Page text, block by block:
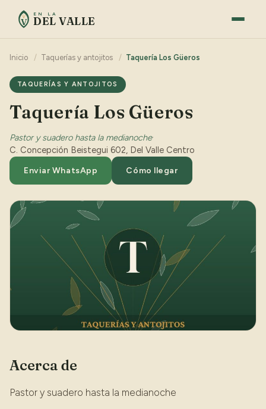
V
EN LA
DEL VALLE
Inicio / Taquerías y antojitos / Taquería Los Güeros
TAQUERÍAS Y ANTOJITOS
Taquería Los Güeros
Pastor y suadero hasta la medianoche·
C. Concepción Beistegui 602, Del Valle Centro
Enviar WhatsApp Cómo llegar
Acerca de
Pastor y suadero hasta la medianoche